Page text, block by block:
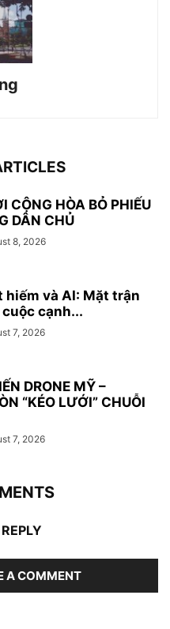
CỘNG HÒA BỎ PHIẾU
DÂN CHỦ
8, 2026
hiếm và AI: Mặt trận
cạnh...
7, 2026
DRONE MỸ –
“KÉO LƯỚI” CHUỖI
7, 2026
A COMMENT